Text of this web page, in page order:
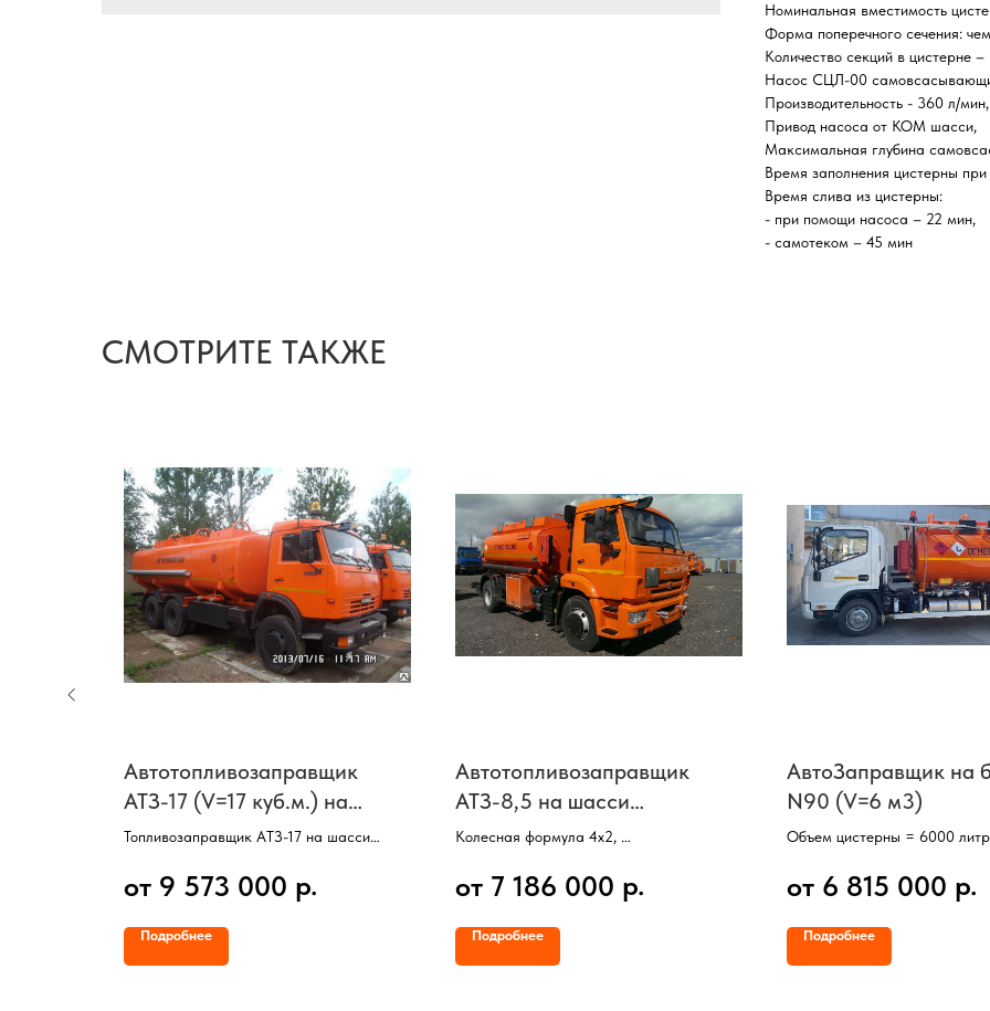
Номинальная вместимость
Форма поперечного сечения:
Количество секций в цистерне –
Насос СЦЛ-00
Производительность - 360 л/мин,
Привод насоса от КОМ шасси,
Максимальная глубина
Время заполнения цистерны
Время слива из цистерны:
- при помощи насоса – 22 мин,
- самотеком – 45 мин
СМОТРИТЕ ТАКЖЕ
Автотопливозаправщик
АТЗ-17 (V=17 куб.м.) на
шасси КамАЗ-65115
Топливозаправщик АТЗ-17 на шасси
Колесная формула 6х4,
V цистерны =17 куб/м,
от 9 573 000 р.
Подробнее
Автотопливозаправщик
АТЗ-8,5 на шасси
КамАЗ-43253
Колесная формула 4х2,
Цистерна 2-х секционная,
Насос, счетчик, пистолет для раздачи
от 7 186 000 р.
Подробнее
АвтоЗаправщик на
N90 (V=6 м3)
Объем цистерны = 6000
Базовый автомобиль – JAC
Кабина без спального места,
Колесная формула 4х2,
от 6 815 000 р.
Подробнее